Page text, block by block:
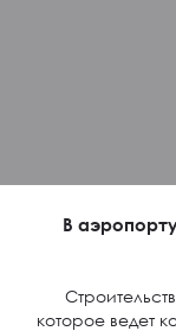
В
которое ведет